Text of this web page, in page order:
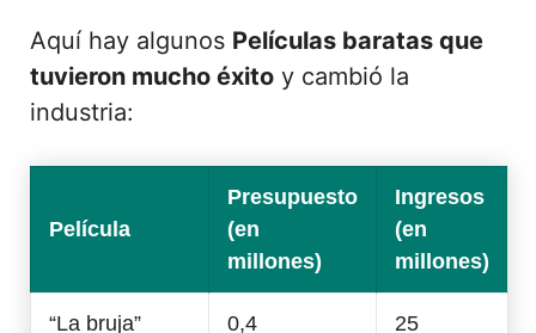
Aquí hay algunos Películas baratas que
tuvieron mucho éxito y cambió la
industria:
Película
Presupuesto
(en
millones)
Ingresos
(en
millones)
“La bruja” 0,4 25